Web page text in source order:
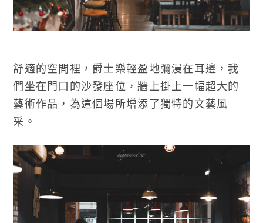
舒適的空間裡，爵士樂輕盈地彌漫在耳邊，我
們坐在門口的沙發座位，牆上掛上一幅超大的
藝術作品，為這個場所增添了獨特的文藝風
采。